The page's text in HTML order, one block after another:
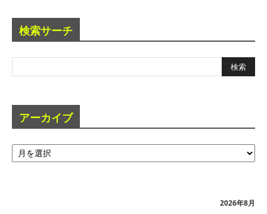
検索サーチ
アーカイブ
ア
ー
2026年8月